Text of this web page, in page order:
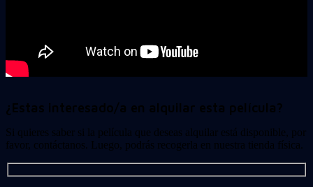
¿Estas interesado/a en alquilar esta película?
Si quieres saber si la película que deseas alquilar está disponible, por
favor, contáctanos. Luego, podrás recogerla en nuestra tienda física.